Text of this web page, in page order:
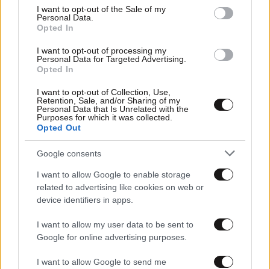
consent section.
I want to opt-out of the Sale of my
Personal Data.
Opted In
I want to opt-out of processing my
Personal Data for Targeted Advertising.
Opted In
I want to opt-out of Collection, Use,
Retention, Sale, and/or Sharing of my
Personal Data that Is Unrelated with the
Purposes for which it was collected.
Opted Out
Google consents
I want to allow Google to enable storage
related to advertising like cookies on web or
device identifiers in apps.
I want to allow my user data to be sent to
Google for online advertising purposes.
I want to allow Google to send me
08·07·2022 16:42
Πρόστιμο 107.000 ευρώ σε κλινική που χρέωνε τεστ